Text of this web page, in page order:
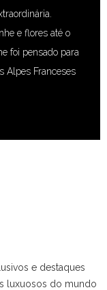
e flores até o
foi pensado para
Alpes Franceses
e destaques
luxuosos do mundo